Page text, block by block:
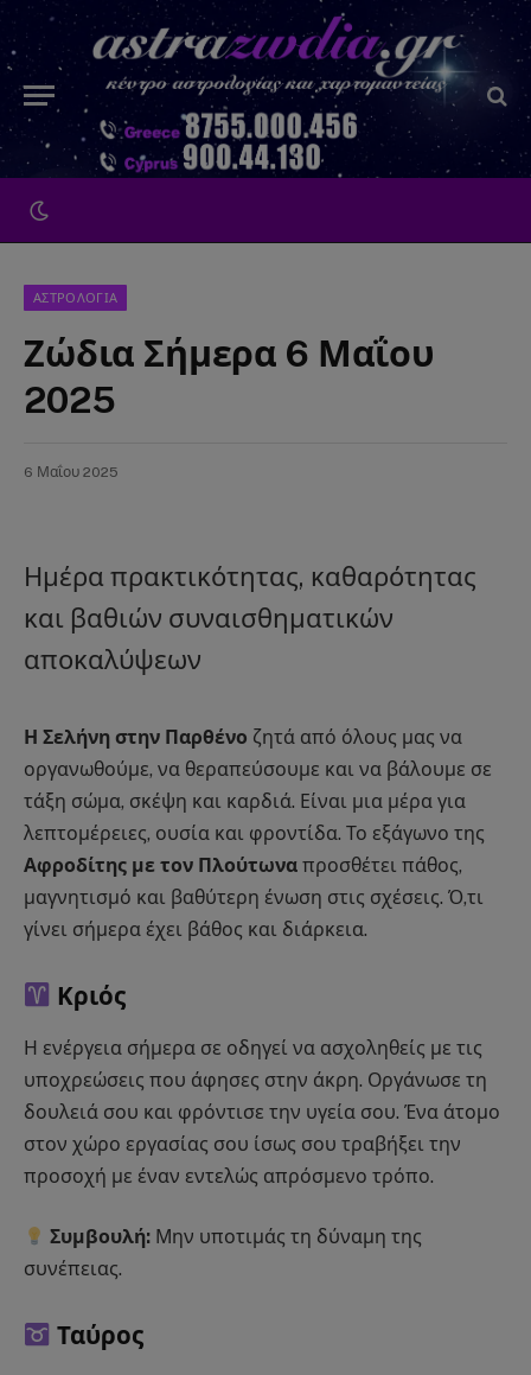
ΑΣΤΡΟΛΟΓΙΑ
Ζώδια Σήμερα 6 Μαΐου
2025
6 Μαΐου 2025
Ημέρα πρακτικότητας, καθαρότητας
και βαθιών συναισθηματικών
αποκαλύψεων
Η Σελήνη στην Παρθένο ζητά από όλους μας να
οργανωθούμε, να θεραπεύσουμε και να βάλουμε σε
τάξη σώμα, σκέψη και καρδιά. Είναι μια μέρα για
λεπτομέρειες, ουσία και φροντίδα. Το εξάγωνο της
Αφροδίτης με τον Πλούτωνα προσθέτει πάθος,
μαγνητισμό και βαθύτερη ένωση στις σχέσεις. Ό,τι
γίνει σήμερα έχει βάθος και διάρκεια.
Κριός
Η ενέργεια σήμερα σε οδηγεί να ασχοληθείς με τις
υποχρεώσεις που άφησες στην άκρη. Οργάνωσε τη
δουλειά σου και φρόντισε την υγεία σου. Ένα άτομο
στον χώρο εργασίας σου ίσως σου τραβήξει την
προσοχή με έναν εντελώς απρόσμενο τρόπο.
Συμβουλή: Μην υποτιμάς τη δύναμη της
συνέπειας.
Ταύρος